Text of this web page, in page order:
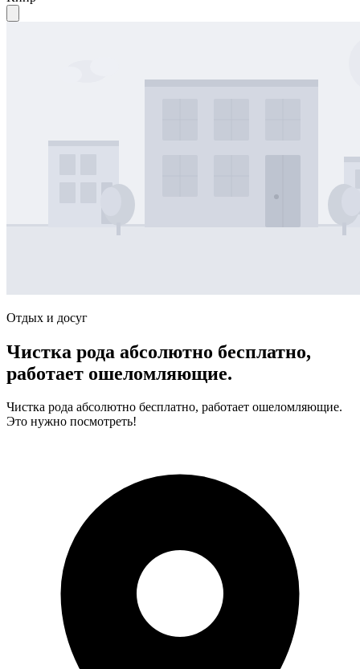
Отдых и досуг
Чистка рода абсолютно бесплатно,
работает ошеломляющие.
Чистка рода абсолютно бесплатно, работает ошеломляющие.
Это нужно посмотреть!